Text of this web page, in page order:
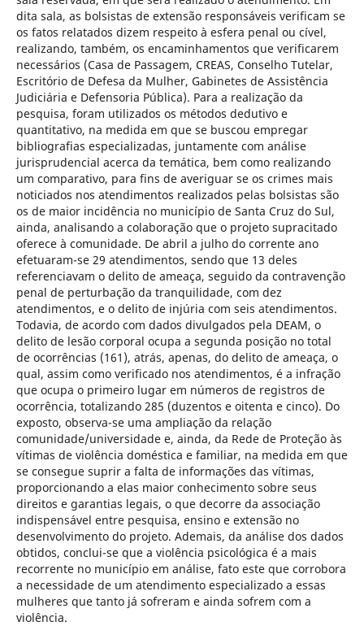
dita sala, as bolsistas de extensão responsáveis verificam se
os fatos relatados dizem respeito à esfera penal ou cível,
realizando, também, os encaminhamentos que verificarem
necessários (Casa de Passagem, CREAS, Conselho Tutelar,
Escritório de Defesa da Mulher, Gabinetes de Assistência
Judiciária e Defensoria Pública). Para a realização da
pesquisa, foram utilizados os métodos dedutivo e
quantitativo, na medida em que se buscou empregar
bibliografias especializadas, juntamente com análise
jurisprudencial acerca da temática, bem como realizando
um comparativo, para fins de averiguar se os crimes mais
noticiados nos atendimentos realizados pelas bolsistas são
os de maior incidência no município de Santa Cruz do Sul,
ainda, analisando a colaboração que o projeto supracitado
oferece à comunidade. De abril a julho do corrente ano
efetuaram-se 29 atendimentos, sendo que 13 deles
referenciavam o delito de ameaça, seguido da contravenção
penal de perturbação da tranquilidade, com dez
atendimentos, e o delito de injúria com seis atendimentos.
Todavia, de acordo com dados divulgados pela DEAM, o
delito de lesão corporal ocupa a segunda posição no total
de ocorrências (161), atrás, apenas, do delito de ameaça, o
qual, assim como verificado nos atendimentos, é a infração
que ocupa o primeiro lugar em números de registros de
ocorrência, totalizando 285 (duzentos e oitenta e cinco). Do
exposto, observa-se uma ampliação da relação
comunidade/universidade e, ainda, da Rede de Proteção às
vítimas de violência doméstica e familiar, na medida em que
se consegue suprir a falta de informações das vítimas,
proporcionando a elas maior conhecimento sobre seus
direitos e garantias legais, o que decorre da associação
indispensável entre pesquisa, ensino e extensão no
desenvolvimento do projeto. Ademais, da análise dos dados
obtidos, conclui-se que a violência psicológica é a mais
recorrente no município em análise, fato este que corrobora
a necessidade de um atendimento especializado a essas
mulheres que tanto já sofreram e ainda sofrem com a
violência.